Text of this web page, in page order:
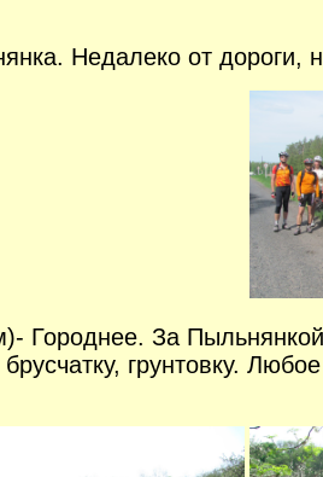
Недалеко от дороги,
За Пыльнянкой
брусчатку, грунтовку.